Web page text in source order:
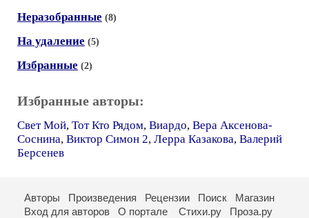
Неразобранные (8)
На удаление (5)
Избранные (2)
Избранные авторы:
Свет Мой, Тот Кто Рядом, Виардо, Вера Аксенова-
Соснина, Виктор Симон 2, Лерра Казакова, Валерий
Берсенев
Авторы Произведения Рецензии Поиск
Магазин
Вход для авторов
О портале Стихи.ру Проза.ру